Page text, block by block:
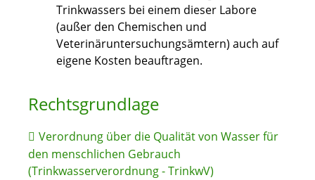
Trinkwassers bei einem dieser Labore
(außer den Chemischen und
Veterinäruntersuchungsämtern) auch auf
eigene Kosten beauftragen.
Rechtsgrundlage
Verordnung über die Qualität von Wasser für
den menschlichen Gebrauch
(Trinkwasserverordnung - TrinkwV)